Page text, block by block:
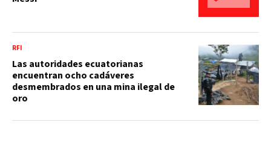
RFI
Las autoridades ecuatorianas
encuentran ocho cadáveres
desmembrados en una mina ilegal de
oro